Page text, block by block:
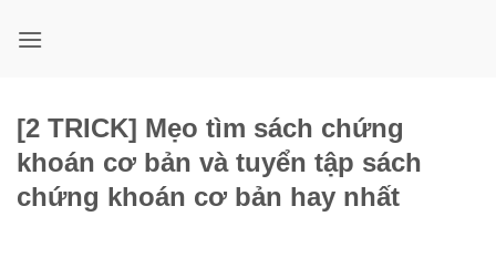
qua
[2 TRICK] Mẹo tìm sách chứng
khoán cơ bản và tuyển tập sách
chứng khoán cơ bản hay nhất